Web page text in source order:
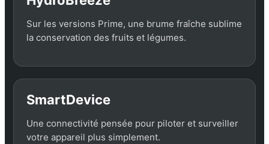
Sur les versions Prime, une brume fraîche sublime
la conservation des fruits et légumes.
SmartDevice
Une connectivité pensée pour piloter et surveiller
votre appareil plus simplement.